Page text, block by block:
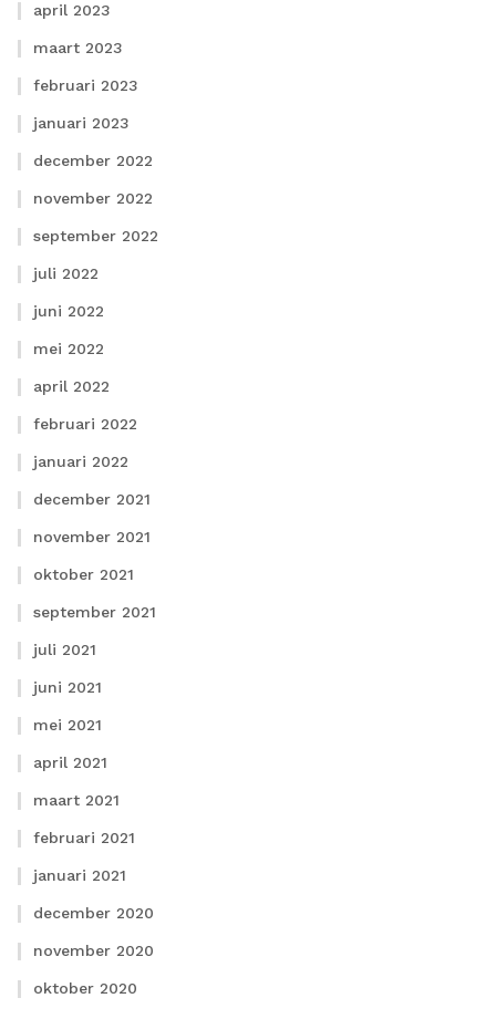
april 2023
maart 2023
februari 2023
januari 2023
december 2022
november 2022
september 2022
juli 2022
juni 2022
mei 2022
april 2022
februari 2022
januari 2022
december 2021
november 2021
oktober 2021
september 2021
juli 2021
juni 2021
mei 2021
april 2021
maart 2021
februari 2021
januari 2021
december 2020
november 2020
oktober 2020